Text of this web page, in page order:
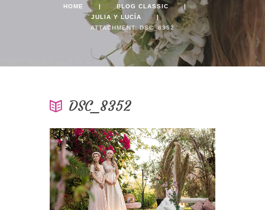
HOME
BLOG CLASSIC
JULIA Y LUCÍA
ATTACHMENT: DSC_8352
DSC_8352